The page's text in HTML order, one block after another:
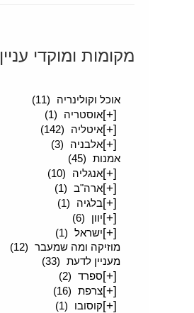
מקומות ומוקדי עניין
אוכל וקולינריה
(11)
[+]אוסטריה (1)
[+]איטליה (142)
[+]אלבניה
(3)
אמנות (45)
[+]אנגליה (10)
[+]ארה"ב (1)
[+]בלגיה (1)
[+]יוון (6)
[+]ישראל (1)
מוזיקה ומה שמעבר (12)
מעניין לדעת (33)
[+]ספרד (2)
[+]צרפת (16)
[+]קוסובו (1)